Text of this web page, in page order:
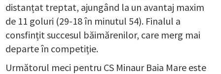
distanțat treptat, ajungând la un avantaj maxim
de 11 goluri (29-18 în minutul 54). Finalul a
consfințit succesul băimărenilor, care merg mai
departe în competiție.
Următorul meci pentru CS Minaur Baia Mare este